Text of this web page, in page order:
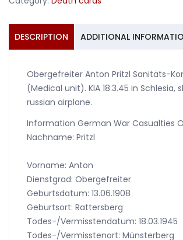
Münsterberg
DESCRIPTION ADDITIONAL
Obergefreiter Anton Pritzl Sanitäts-
(Medical unit). KIA 18.3.45 in Schlesia,
russian airplane.
Information German War Casualties
Nachname: Pritzl
Vorname: Anton
Dienstgrad: Obergefreiter
Geburtsdatum: 13.06.1908
Geburtsort: Rattersberg
Todes-/Vermisstendatum: 18.03.1945
Todes-/Vermisstenort: Münsterberg